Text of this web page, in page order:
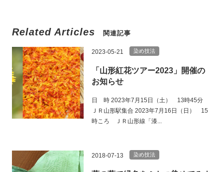
Related Articles 関連記事
2023-05-21 染め技法
「山形紅花ツアー2023」開催の
お知らせ
日 時 2023年7月15日（土） 13時45分
ＪＲ山形駅集合 2023年7月16日（日） 15
時ころ ＪＲ山形線「漆...
2018-07-13 染め技法